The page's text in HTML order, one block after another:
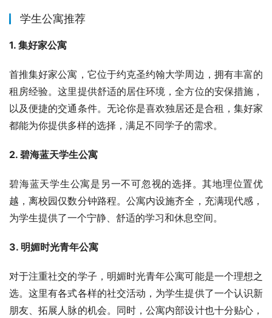
学生公寓推荐
1. 集好家公寓
首推集好家公寓，它位于约克圣约翰大学周边，拥有丰富的
租房经验。这里提供舒适的居住环境，全方位的安保措施，
以及便捷的交通条件。无论你是喜欢独居还是合租，集好家
都能为你提供多样的选择，满足不同学子的需求。
2. 碧海蓝天学生公寓
碧海蓝天学生公寓是另一不可忽视的选择。其地理位置优
越，离校园仅数分钟路程。公寓内设施齐全，充满现代感，
为学生提供了一个宁静、舒适的学习和休息空间。
3. 明媚时光青年公寓
对于注重社交的学子，明媚时光青年公寓可能是一个理想之
选。这里有各式各样的社交活动，为学生提供了一个认识新
朋友、拓展人脉的机会。同时，公寓内部设计也十分贴心，